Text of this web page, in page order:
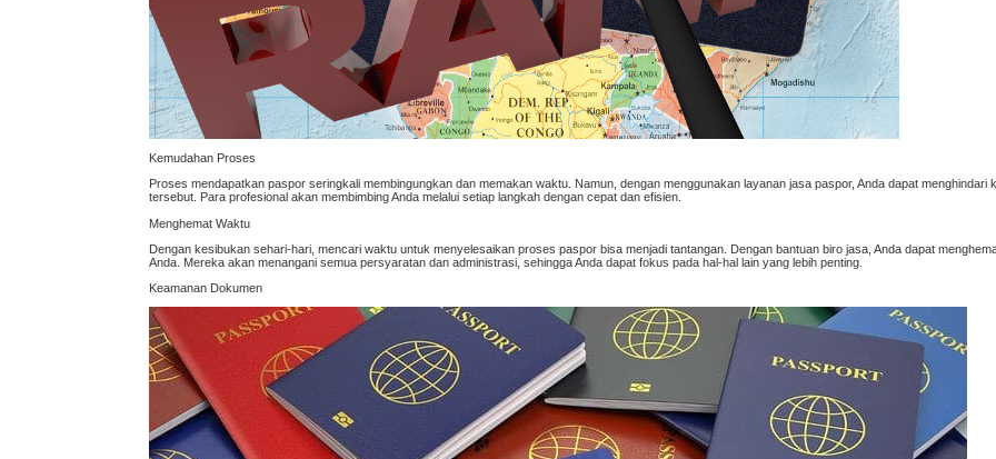
Kemudahan Proses
Proses mendapatkan paspor seringkali membingungkan dan memakan waktu. Namun, dengan menggunakan layanan jasa paspor, Anda dapat menghindari
tersebut. Para profesional akan membimbing Anda melalui setiap langkah dengan cepat dan efisien.
Menghemat Waktu
Dengan kesibukan sehari-hari, mencari waktu untuk menyelesaikan proses paspor bisa menjadi tantangan. Dengan bantuan biro jasa, Anda dapat
Anda. Mereka akan menangani semua persyaratan dan administrasi, sehingga Anda dapat fokus pada hal-hal lain yang lebih penting.
Keamanan Dokumen